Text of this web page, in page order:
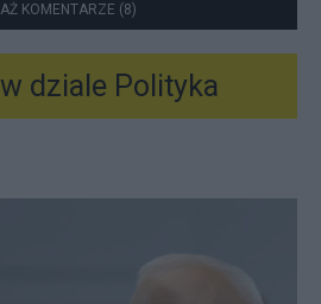
KOMENTARZE (8)
dziale Polityka